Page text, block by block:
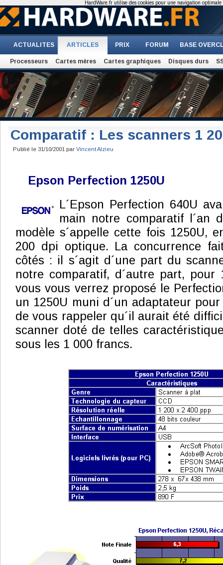
ACTUALITES ARTICLES PRIX FORUM BASE
Processeurs Cartes mères Cartes graphiques Disques durs
Comparatif : Les scanners 1
Publié le 31/10/2001 par Vincent Alzieu
Epson Perfection 1250U
L´Epson Perfection 640U
main notre comparatif l´an
modèle s´appelle cette fois 1250U,
200 dpi optique. La concurrence
côtés : il s´agit d´une part du
notre comparatif, d´autre part, pour
vous vous verrez proposé le
un 1250U muni d´un adaptateur
de vous rappeler qu´il aurait été
scanner doté de telles
sous les 1 000 francs.
HardWare.fr utilise des cookies pour une navigation